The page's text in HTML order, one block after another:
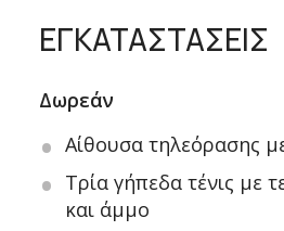
ΕΓΚΑΤΑΣΤΑΣΕΙΣ
Δωρεάν
Αίθουσα τηλεόρασης
Τρία γήπεδα τένις με
και άμμο